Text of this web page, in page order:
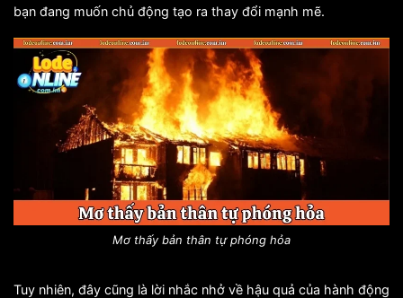
bạn đang muốn chủ động tạo ra thay đổi mạnh mẽ.
Mơ thấy bản thân tự phóng hỏa
Tuy nhiên, đây cũng là lời nhắc nhở về hậu quả của hành động